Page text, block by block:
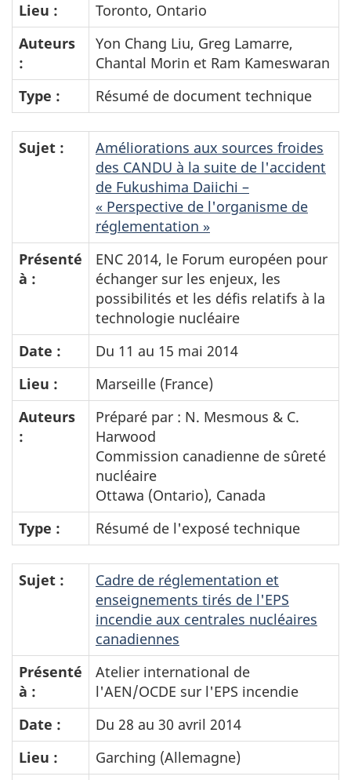
Lieu :
Toronto, Ontario
Auteurs
:
Yon Chang Liu, Greg Lamarre,
Chantal Morin et Ram Kameswaran
Type :
Résumé de document technique
Sujet :
Améliorations aux sources froides
des CANDU à la suite de l'accident
de Fukushima Daiichi –
« Perspective de l'organisme de
réglementation »
Présenté
à :
ENC 2014, le Forum européen pour
échanger sur les enjeux, les
possibilités et les défis relatifs à la
technologie nucléaire
Date :
Du 11 au 15 mai 2014
Lieu :
Marseille (France)
Auteurs
:
Préparé par : N. Mesmous & C.
Harwood
Commission canadienne de sûreté
nucléaire
Ottawa (Ontario), Canada
Type :
Résumé de l'exposé technique
Sujet :
Cadre de réglementation et
enseignements tirés de l'EPS
incendie aux centrales nucléaires
canadiennes
Présenté
à :
Atelier international de
l'AEN/OCDE sur l'EPS incendie
Date :
Du 28 au 30 avril 2014
Lieu :
Garching (Allemagne)